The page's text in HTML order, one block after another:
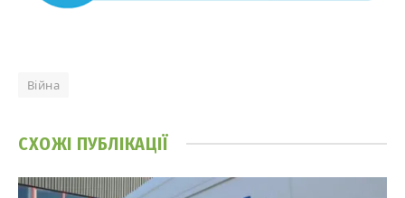
Війна
СХОЖІ ПУБЛІКАЦІЇ